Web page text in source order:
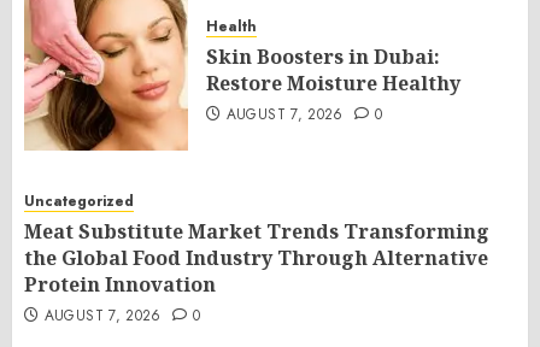
Health
Skin Boosters in Dubai:
Restore Moisture Healthy
AUGUST 7, 2026 0
Uncategorized
Meat Substitute Market Trends Transforming
the Global Food Industry Through Alternative
Protein Innovation
AUGUST 7, 2026 0